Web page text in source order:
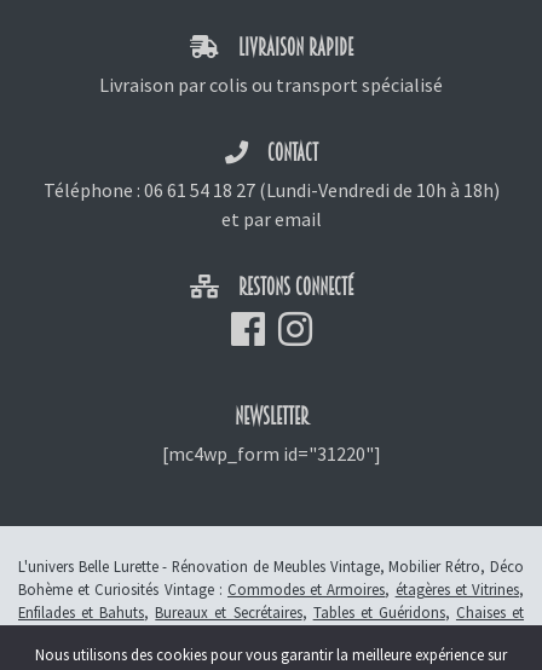
LIVRAISON RAPIDE
Livraison par colis ou transport spécialisé
CONTACT
Téléphone : 06 61 54 18 27(Lundi-Vendredi de 10h à 18h)
et par email
RESTONS CONNECTÉ
NEWSLETTER
[mc4wp_form id="31220"]
L'univers Belle Lurette - Rénovation de Meubles Vintage, Mobilier Rétro, Déco
Bohème et Curiosités Vintage : Commodes et Armoires, étagères et Vitrines,
Enfilades et Bahuts,Bureaux et Secrétaires, Tables et Guéridons, Chaises et
Nous utilisons des cookies pour vous garantir la meilleure expérience sur